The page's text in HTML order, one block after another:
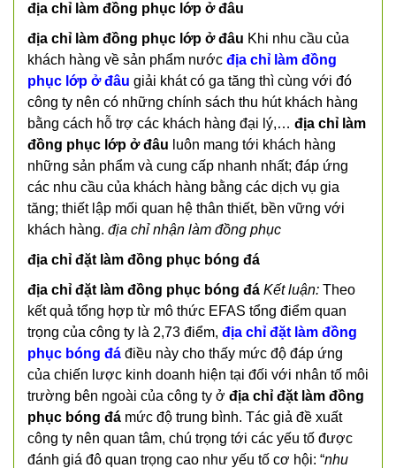
địa chỉ làm đồng phục lớp ở đâu
địa chỉ làm đồng phục lớp ở đâu Khi nhu cầu của
khách hàng về sản phẩm nước địa chỉ làm đồng
phục lớp ở đâu giải khát có ga tăng thì cùng với đó
công ty nên có những chính sách thu hút khách hàng
bằng cách hỗ trợ các khách hàng đại lý,… địa chỉ làm
đồng phục lớp ở đâu luôn mang tới khách hàng
những sản phẩm và cung cấp nhanh nhất; đáp ứng
các nhu cầu của khách hàng bằng các dịch vụ gia
tăng; thiết lập mối quan hệ thân thiết, bền vững với
khách hàng. địa chỉ nhận làm đồng phục
địa chỉ đặt làm đồng phục bóng đá
địa chỉ đặt làm đồng phục bóng đá Kết luận: Theo
kết quả tổng hợp từ mô thức EFAS tổng điểm quan
trọng của công ty là 2,73 điểm, địa chỉ đặt làm đồng
phục bóng đá điều này cho thấy mức độ đáp ứng
của chiến lược kinh doanh hiện tại đối với nhân tố môi
trường bên ngoài của công ty ở địa chỉ đặt làm đồng
phục bóng đá mức độ trung bình. Tác giả đề xuất
công ty nên quan tâm, chú trọng tới các yếu tố được
đánh giá đô quan trọng cao như yếu tố cơ hội: “nhu